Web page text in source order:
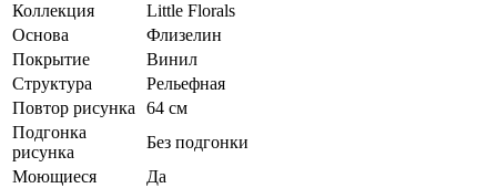
Коллекция
Little Florals
Основа
Флизелин
Покрытие
Винил
Структура
Рельефная
Повтор рисунка
64 см
Подгонка
рисунка
Без подгонки
Моющиеся
Да